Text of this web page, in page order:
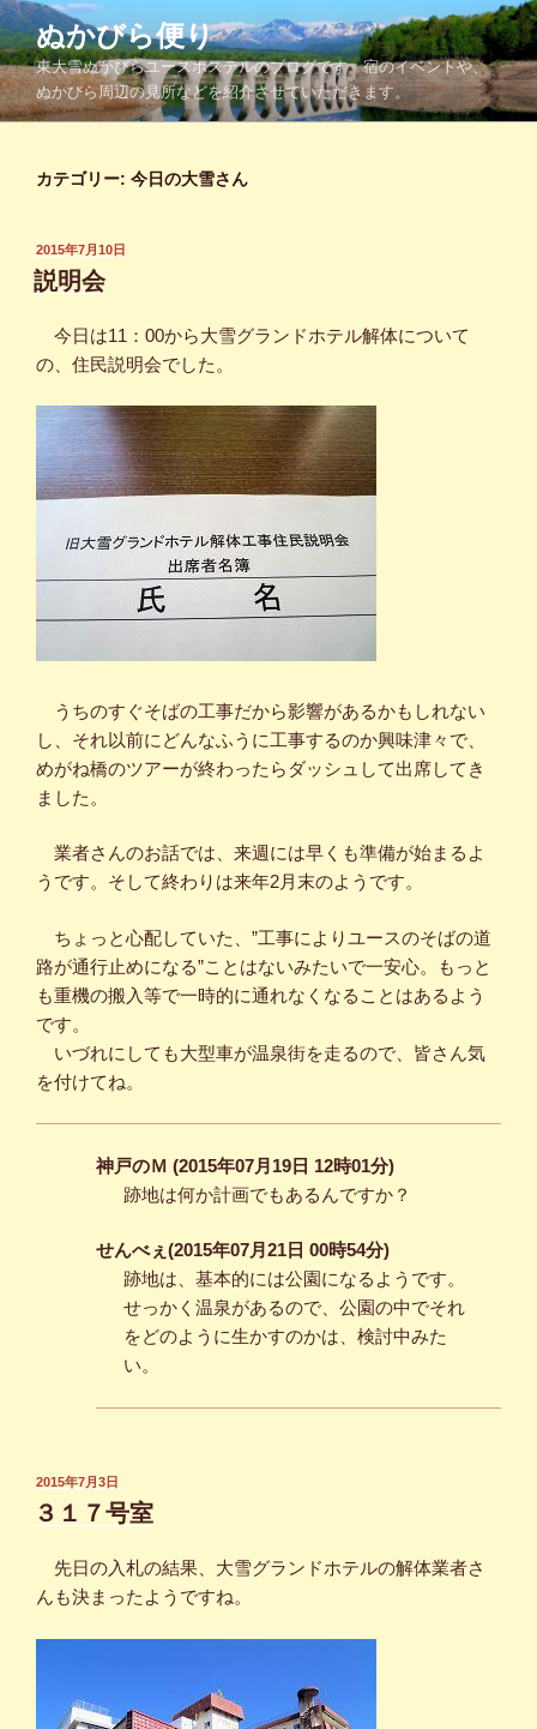
コ
ン
テ
ン
ツ
ぬかびら便り
東大雪ぬかびらユースホステルのブログです。宿のイベントや、
ぬかびら周辺の見所などを紹介させていただきます。
カテゴリー: 今日の大雪さん
投
稿
日:
2015年7月10日
説明会
今日は11：00から大雪グランドホテル解体について
の、住民説明会でした。
うちのすぐそばの工事だから影響があるかもしれない
し、それ以前にどんなふうに工事するのか興味津々で、
めがね橋のツアーが終わったらダッシュして出席してき
ました。
業者さんのお話では、来週には早くも準備が始まるよ
うです。そして終わりは来年2月末のようです。
ちょっと心配していた、”工事によりユースのそばの道
路が通行止めになる”ことはないみたいで一安心。もっと
も重機の搬入等で一時的に通れなくなることはあるよう
です。
いづれにしても大型車が温泉街を走るので、皆さん気
を付けてね。
神戸のＭ (2015年07月19日 12時01分)
跡地は何か計画でもあるんですか？
せんべぇ(2015年07月21日 00時54分)
跡地は、基本的には公園になるようです。
せっかく温泉があるので、公園の中でそれ
をどのように生かすのかは、検討中みた
い。
投
稿
日:
2015年7月3日
３１７号室
先日の入札の結果、大雪グランドホテルの解体業者さ
んも決まったようですね。